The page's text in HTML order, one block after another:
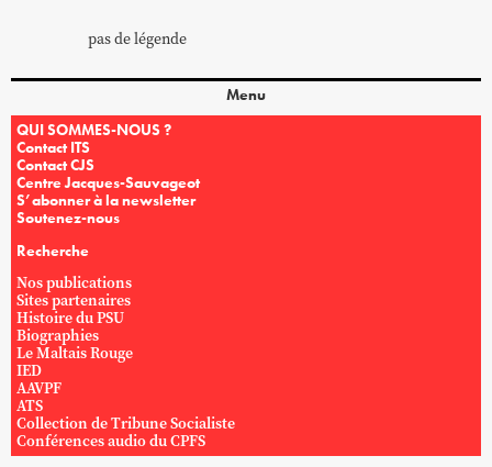
pas de légende
Menu
QUI SOMMES-NOUS ?
Contact ITS
Contact CJS
Centre Jacques-Sauvageot
S’abonner à la newsletter
Soutenez-nous
Recherche
Nos publications
Sites partenaires
Histoire du PSU
Biographies
Le Maltais Rouge
IED
AAVPF
ATS
Collection de Tribune Socialiste
Conférences audio du CPFS